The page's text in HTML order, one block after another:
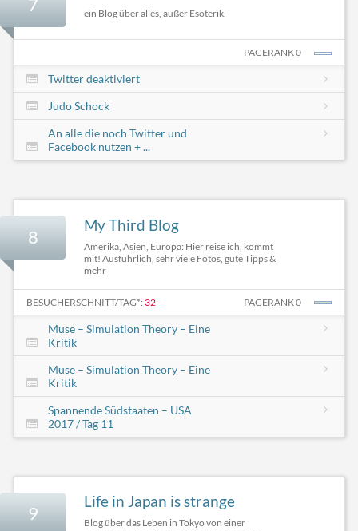
7 ein Blog über alles, außer Esoterik.
PAGERANK 0
Twitter deaktiviert
Judo Schock
An alle die noch Twitter und
Facebook nutzen + ...
8
My Third Blog
Amerika, Asien, Europa: Hier reise ich, kommt
mit! Ausführlich, sehr viele Fotos, gute Tipps &
mehr
BESUCHERSCHNITT/TAG*: 32 PAGERANK 0
Muse – Simulation Theory – Eine
Kritik
Muse – Simulation Theory – Eine
Kritik
Spannende Südstaaten – USA
2017 / Tag 11
9
Life in Japan is strange
Blog über das Leben in Tokyo von einer